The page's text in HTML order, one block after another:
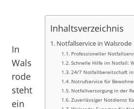
Inhaltsverzeichnis
Notfallservice in Walsrode
Professioneller
Schnelle Hilfe im Notfall:
24/7 Notfallbereitschaft in
Notrufservice für
Notfallversorgung in der
Zuverlässiger Notdienst
In
Wals
rode
steht
ein